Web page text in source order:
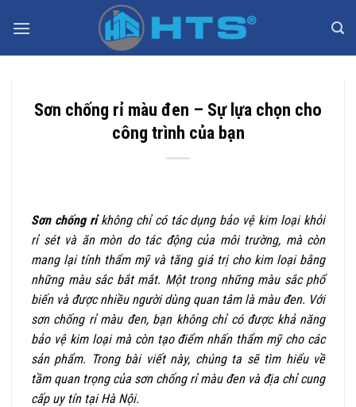
qua
Sơn chống rỉ màu đen – Sự lựa chọn cho
công trình của bạn
Sơn chống rỉkhông chỉ có tác dụng bảo vệ kim loại khỏi
rỉ sét và ăn mòn do tác động của môi trường, mà còn
mang lại tính thẩm mỹ và tăng giá trị cho kim loại bằng
những màu sắc bắt mắt. Một trong những màu sắc phổ
biến và được nhiều người dùng quan tâm là màu đen. Với
sơn chống rỉ màu đen, bạn không chỉ có được khả năng
bảo vệ kim loại mà còn tạo điểm nhấn thẩm mỹ cho các
sản phẩm. Trong bài viết này, chúng ta sẽ tìm hiểu về
tầm quan trọng của sơn chống rỉ màu đen và địa chỉ cung
cấp uy tín tại Hà Nội.